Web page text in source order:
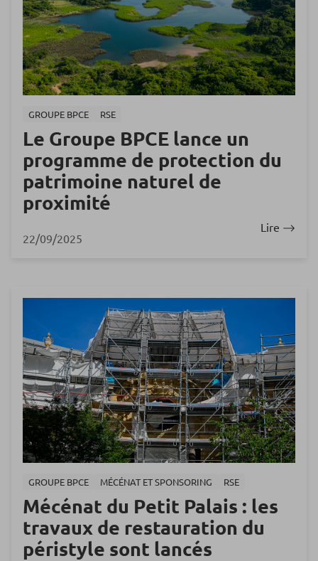
GROUPE BPCE RSE
Le Groupe BPCE lance un
programme de protection du
patrimoine naturel de
proximité
22/09/2025
Lire
GROUPE BPCE MÉCÉNAT ET SPONSORING RSE
Mécénat du Petit Palais : les
travaux de restauration du
péristyle sont lancés